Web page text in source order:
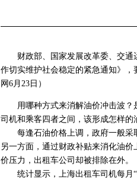
财政部、国家发展改革委、交通
作切实维护社会稳定的紧急通知》
网6月23日）
用哪种方式来消解油价冲击波？是
司机和乘客四者之间，该形成怎样的
每逢石油价格上调，政府一般采取
另一方面，通过财政补贴来消化油
价压力，出租车公司却被排除在外。
统计显示，上海出租车司机每月“